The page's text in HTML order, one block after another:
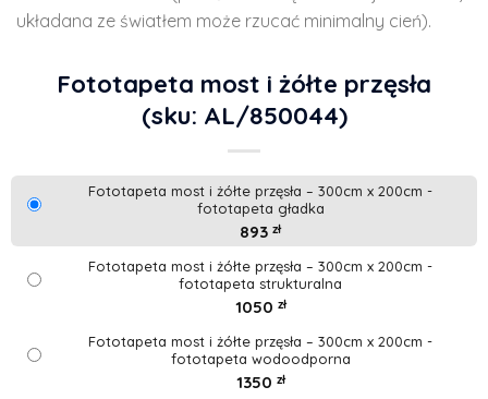
układana ze światłem może rzucać minimalny cień).
Fototapeta most i żółte przęsła
(sku: AL/850044)
Fototapeta most i żółte przęsła – 300cm x 200cm -
fototapeta gładka
893 zł
Fototapeta most i żółte przęsła – 300cm x 200cm -
fototapeta strukturalna
1050 zł
Fototapeta most i żółte przęsła – 300cm x 200cm -
fototapeta wodoodporna
1350 zł